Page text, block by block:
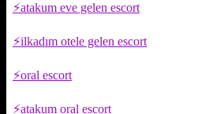
atakum eve gelen escort
ilkadım otele gelen escort
oral escort
atakum oral escort